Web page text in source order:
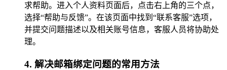
求帮助。进入个人资料页面后，点击右上角的三个点，
选择“帮助与反馈”。在该页面中找到“联系客服”选项，
并提交问题描述以及相关账号信息，客服人员将协助处
理。
4. 解决邮箱绑定问题的常用方法